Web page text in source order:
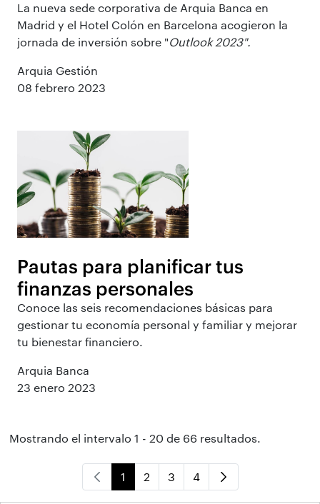
La nueva sede corporativa de Arquia Banca en
Madrid y el Hotel Colón en Barcelona acogieron la
jornada de inversión sobre "Outlook 2023".
Arquia Gestión
08 febrero 2023
Pautas para planificar tus
finanzas personales
Conoce las seis recomendaciones básicas para
gestionar tu economía personal y familiar y mejorar
tu bienestar financiero.
Arquia Banca
23 enero 2023
Mostrando el intervalo 1 - 20 de 66 resultados.
1 2 3 4